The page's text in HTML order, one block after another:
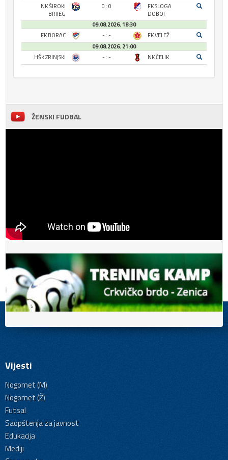
NK ŠIROKI
BRIJEG
0 : 0
FK SLOGA
DOBOJ
09.08.2026. 18:30
FK BORAC
- : -
FK VELEŽ
09.08.2026. 21:00
HŠK ZRINJSKI
- : - NK ČELIK
ŽENSKI FUDBAL
Vijesti
Nogomet (M)
Nogomet (Ž)
Futsal
Saopštenja za javnost
Edukacija
Mediji